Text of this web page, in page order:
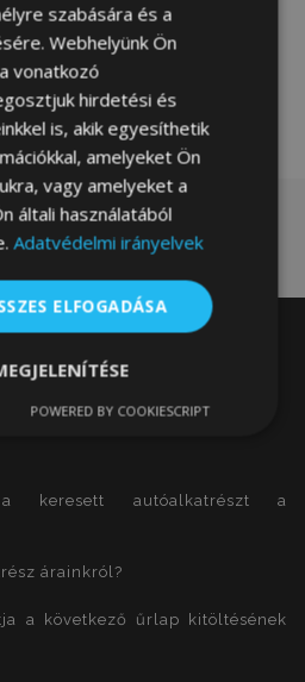
a
kívánságlistához
autóalkatrészt a
árainkról?
a következő űrlap kitöltésének
szabására és a
Webhelyünk Ön
vonatkozó
hirdetési és
is, akik egyesíthetik
amelyeket Ön
vagy amelyeket a
általi használatából
Adatvédelmi irányelvek
ELFOGADÁSA
Teljesítmény
POWERED BY COOKIESCRIPT